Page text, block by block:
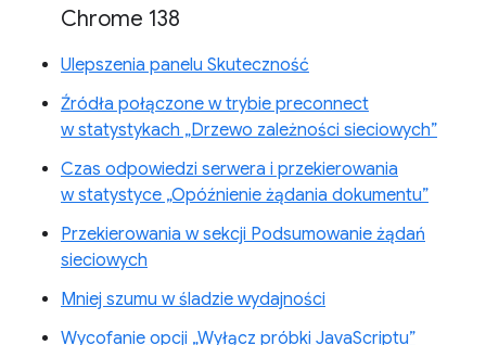
Chrome 138
Ulepszenia panelu Skuteczność
Źródła połączone w trybie preconnect
w statystykach „Drzewo zależności sieciowych”
Czas odpowiedzi serwera i przekierowania
w statystyce „Opóźnienie żądania dokumentu”
Przekierowania w sekcji Podsumowanie żądań
sieciowych
Mniej szumu w śladzie wydajności
Wycofanie opcji „Wyłącz próbki JavaScriptu”